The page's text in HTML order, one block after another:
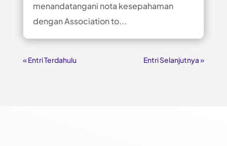
menandatangani nota kesepahaman
dengan Association to...
« Entri Terdahulu Entri Selanjutnya »